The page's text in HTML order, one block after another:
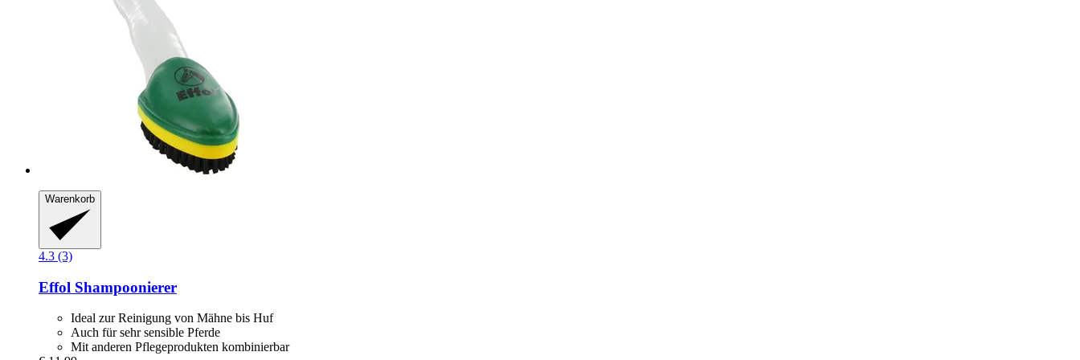
Warenkorb
4.3 (3)
Effol Shampoonierer
Ideal zur Reinigung von Mähne bis Huf
Auch für sehr sensible Pferde
Mit anderen Pflegeprodukten kombinierbar